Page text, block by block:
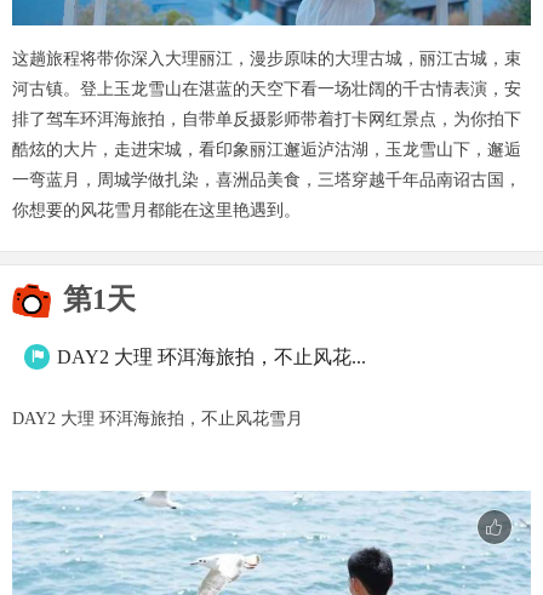
这趟旅程将带你深入大理丽江，漫步原味的大理古城，丽江古城，束
河古镇。登上玉龙雪山在湛蓝的天空下看一场壮阔的千古情表演，安
排了驾车环洱海旅拍，自带单反摄影师带着打卡网红景点，为你拍下
酷炫的大片，走进宋城，看印象丽江邂逅泸沽湖，玉龙雪山下，邂逅
一弯蓝月，周城学做扎染，喜洲品美食，三塔穿越千年品南诏古国，
你想要的风花雪月都能在这里艳遇到。
第1天
 DAY2 大理 环洱海旅拍，不止风花...
DAY2 大理 环洱海旅拍，不止风花雪月